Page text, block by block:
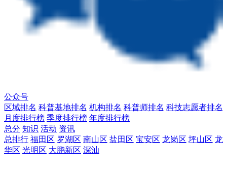
公众号
区域排名 科普基地排名 机构排名 科普师排名 科技志愿者排名
月度排行榜 季度排行榜 年度排行榜
总分 知识 活动 资讯
总排行 福田区 罗湖区 南山区 盐田区 宝安区 龙岗区 坪山区 龙
华区 光明区 大鹏新区 深汕